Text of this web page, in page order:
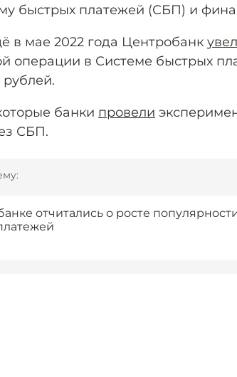
быстрых платежей (СБП) и
в мае 2022 года Центробанк
операции в Системе быстрых
банки провели
СБП.
отчитались о росте